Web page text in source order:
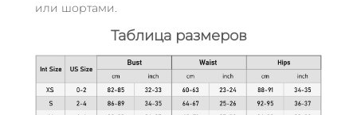
или шортами.
Таблица размеров